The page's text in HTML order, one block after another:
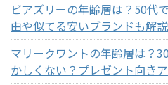
ビアズリーの年齢層は？50代
由や似てる安いブランドも解説
マリークワントの年齢層は？
かしくない？プレゼント向き